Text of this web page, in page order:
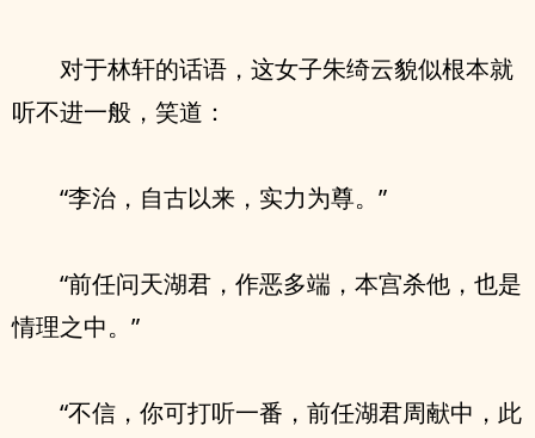
对于林轩的话语，这女子朱绮云貌似根本就
听不进一般，笑道：
“李治，自古以来，实力为尊。”
“前任问天湖君，作恶多端，本宫杀他，也是
情理之中。”
“不信，你可打听一番，前任湖君周献中，此